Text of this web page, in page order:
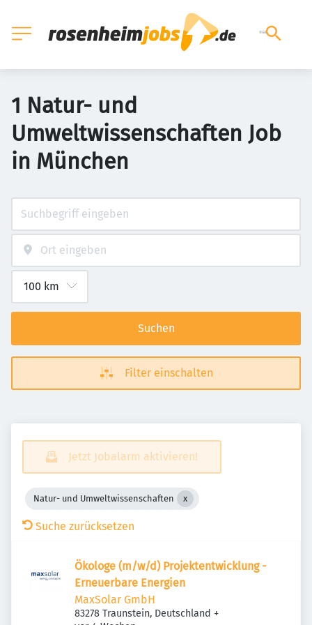
1 Natur- und
Umweltwissenschaften Job
in München
Suchen
Filter einschalten
Jetzt Jobalarm aktivieren!
Natur- und Umweltwissenschaften
Suche zurücksetzen
Ökologe (m/w/d) Projektentwicklung -
Erneuerbare Energien
MaxSolar GmbH
83278 Traunstein, Deutschland +